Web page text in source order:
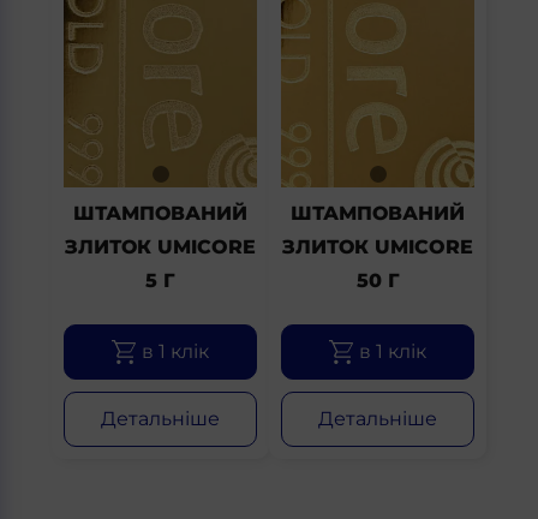
ШТАМПОВАНИЙ
ЗЛИТОК UMICORE
5 Г
в 1 клік
Детальніше
ШТАМПОВАНИЙ
ЗЛИТОК UMICORE
50 Г
в 1 клік
Детальніше